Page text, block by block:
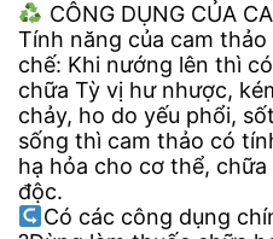
CÔNG DỤNG CỦA
Tính năng của cam
chế: Khi nướng lên thì
chữa Tỳ vị hư nhược,
chảy, ho do yếu phổi,
sống thì cam thảo có
hạ hỏa cho cơ thể,
độc.
Có các công dụng